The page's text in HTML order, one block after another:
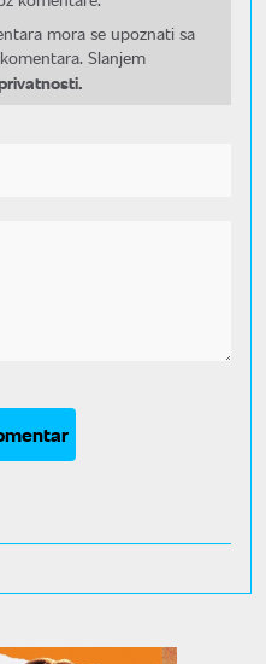
mora se upoznati sa
Slanjem